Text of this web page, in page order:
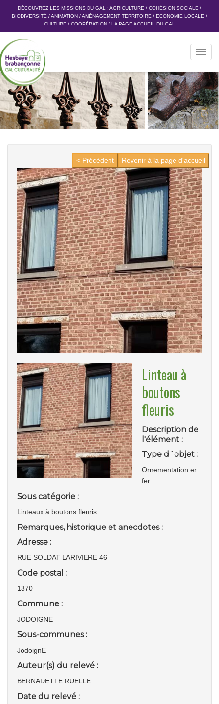
DÉCOUVREZ LES MISSIONS DU GAL : AGRICULTURE / COHÉSION SOCIALE /
BIODIVERSITÉ /ANIMATION /AMÉNAGEMENT TERRITOIRE / ECONOMIE LOCALE /
CULTURE / COOPÉRATION / LA PAGE ACCUEIL DU GAL
Revenir à la page d'accueil
< Précédent
Linteau à
boutons
fleuris
Description de
l'élément :
Type d´objet :
Ornementation en
fer
Sous catégorie :
Linteaux à boutons fleuris
Remarques, historique et anecdotes :
Adresse :
RUE SOLDAT LARIVIERE 46
Code postal :
1370
Commune :
JODOIGNE
Sous-communes :
JodoignE
Auteur(s) du relevé :
BERNADETTE RUELLE
Date du relevé :